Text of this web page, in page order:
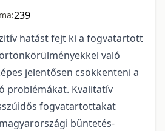
239
hatást fejt ki a fogvatartott
való
jelentősen csökkenteni a
problémákat. Kvalitatív
fogvatartottakat
büntetés-